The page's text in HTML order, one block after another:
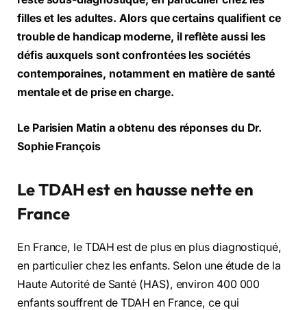
filles et les adultes. Alors que certains qualifient ce
trouble de handicap moderne, il reflète aussi les
défis auxquels sont confrontées les sociétés
contemporaines, notamment en matière de santé
mentale et de prise en charge.
Le Parisien Matin a obtenu des réponses du Dr.
Sophie François
Le TDAH est en hausse nette en
France
En France, le TDAH est de plus en plus diagnostiqué,
en particulier chez les enfants. Selon une étude de la
Haute Autorité de Santé (HAS), environ 400 000
enfants souffrent de TDAH en France, ce qui